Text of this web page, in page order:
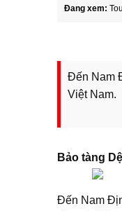
Đang xem:
Đến Nam
Việt Nam.
Bảo tàng
Đến Nam